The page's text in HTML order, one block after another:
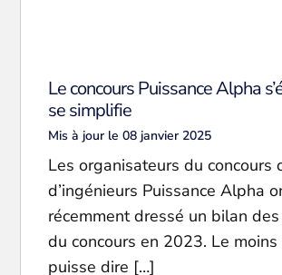
Le concours Puissance Alpha
se simplifie
Mis à jour le 08 janvier 2025
Les organisateurs du concours
d’ingénieurs Puissance Alpha
récemment dressé un bilan
du concours en 2023. Le moins
puisse dire […]